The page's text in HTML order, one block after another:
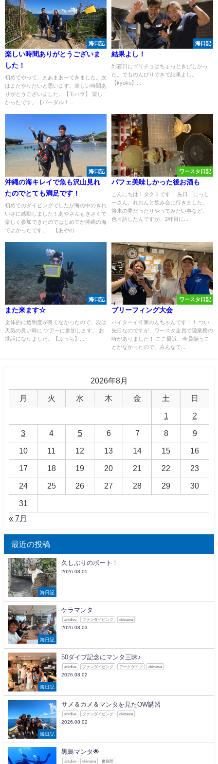
海日記
楽しい時間ありがとうございま
した！
初めてやって、まあまあーできました。次
はまたやりたいと思います。楽しい時間あ
りがとうございました。【モハラ】 楽し
かったです。【バーダル！...
海日記
結果よし！
到着日にゴリチョはちょっときびしかっ
た。でものんびりできて結果よし。
【kyoko】...
海日記
沖縄の海キレイで魚も沢山見れ
たのでとても満足です！
初めてのダイビングでしたが海の中のきれ
いさに感動しました！あやさんもきさくで
楽しく参加できたのではじめてが沖縄の海
でよかったです。 【あやの...
ワースタ日記
パフェ美味しかった後お酒も
こんにちは！タクミです！ 先日、にっし
ーさん、れおんと飲み会に行きました。
将来の夢だったりやってみたい事など、
色々話したんですが、2軒目に...
海日記
また来ます☆
全体的に透明度が良くなかったので、次は
天気の良い時に ツアーに参加します。 お
世話になりました。【ぶっち】...
ワースタ日記
ブリーフィング大会
ハイターイ🤙🏽のんちゃんです！！ つい
先日なのですが、ワースタ全員で陸業務の
時がありました！ ここ最近、全員揃うこ
とがなかったので、みんなで...
2026年8月
月 火 水 木 金 土 日
1 2
3 4 5 6 7 8 9
10 11 12 13 14 15 16
17 18 19 20 21 22 23
24 25 26 27 28 29 30
31
« 7月
最近の投稿
海日記
久しぶりのボート！
2026.08.05
海日記
ケラマンタ
arkdive ファンダイビング okinawa
2026.08.03
海日記
50ダイブ記念にマンタ三昧♪
arkdive ファンダイビング アークダイブ okinawa
2026.08.02
海日記
サメ＆カメ＆マンタを見たOW講習
arkdive ファンダイビング okinawa
2026.08.02
黒島マンタ🌟
arkdive okinawa 慶良間